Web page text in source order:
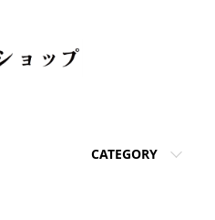
CATEGORY